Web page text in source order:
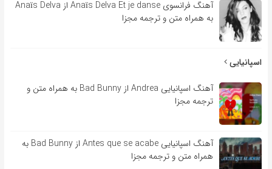
آهنگ فرانسوی Anaïs Delva Et je danse از Anaïs Delva
به همراه متن و ترجمه مجزا
اسپانیایی
آهنگ اسپانیایی Andrea از Bad Bunny به همراه متن و
ترجمه مجزا
آهنگ اسپانیایی Antes que se acabe از Bad Bunny به
همراه متن و ترجمه مجزا